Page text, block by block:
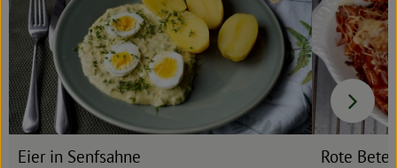
Eier in Senfsahne Rote